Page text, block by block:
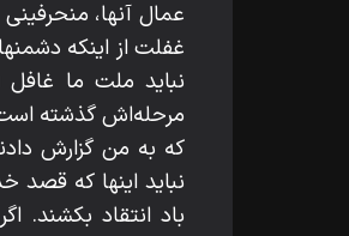
عمال آنها،
غفلت از اينكه
نبايد ملت ما
مرحله‌اش گذشته
كه به من گزارش
نبايد اينها كه
باد انتقاد بكشند.